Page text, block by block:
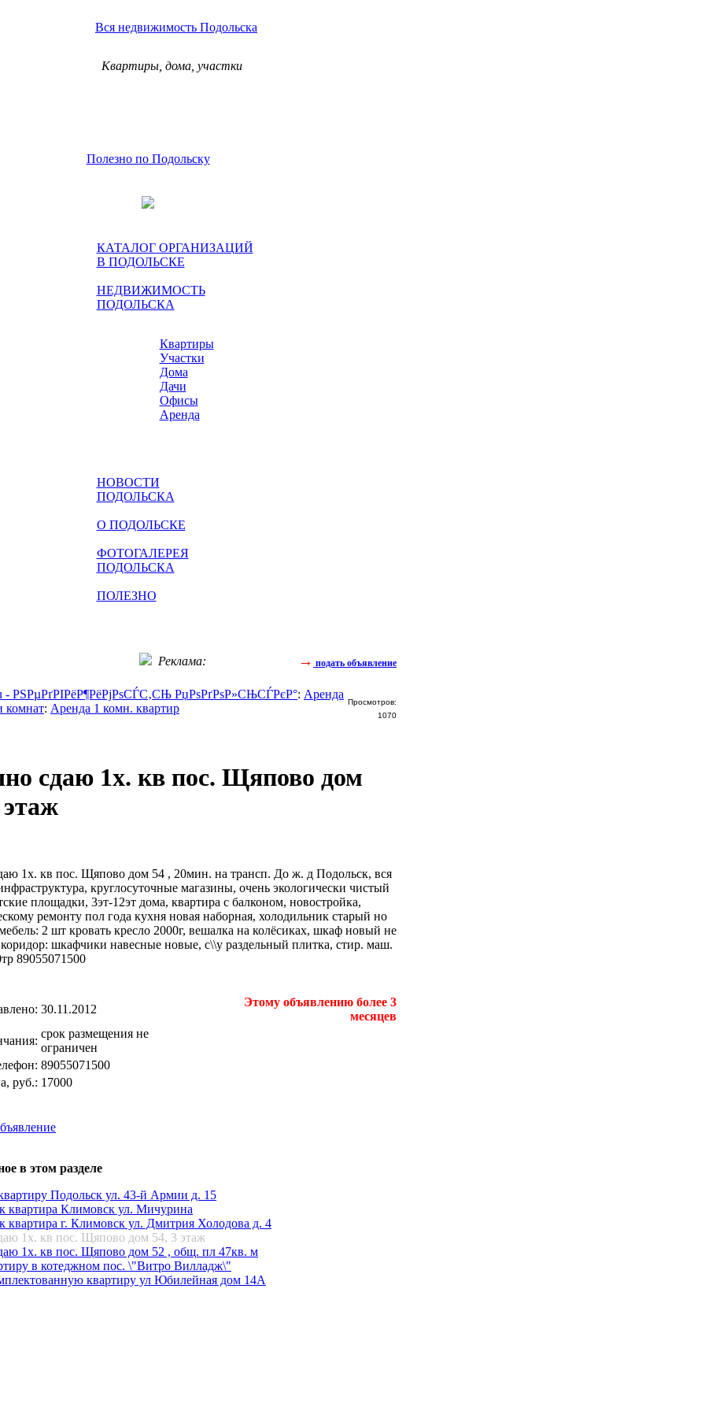
Вся недвижимость Подольска
Квартиры, дома, участки
Полезно по Подольску
КАТАЛОГ ОРГАНИЗАЦИЙ
В ПОДОЛЬСКЕ
НЕДВИЖИМОСТЬ
ПОДОЛЬСКА
Квартиры
Участки
Дома
Дачи
Офисы
Аренда
НОВОСТИ
ПОДОЛЬСКА
О ПОДОЛЬСКЕ
ФОТОГАЛЕРЕЯ
ПОДОЛЬСКА
ПОЛЕЗНО
Реклама: → подать объявление
- РЅРµРґРІРёР¶РёРјРѕСЃС‚СЊ РџРѕРґРѕР»СЊСЃРєР°: Аренда
комнат: Аренда 1 комн. квартир
Просмотров:
1070
сдаю 1х. кв пос. Щяпово дом
этаж
1х. кв пос. Щяпово дом 54 , 20мин. на трансп. До ж. д Подольск, вся
круглосуточные магазины, очень экологически чистый
площадки, 3эт-12эт дома, квартира с балконом, новостройка,
ремонту пол года кухня новая наборная, холодильник старый но
2 шт кровать кресло 2000г, вешалка на колёсиках, шкаф новый не
шкафчики навесные новые, с\\у раздельный плитка, стир. маш.
89055071500
30.11.2012
Этому объявлению более 3
месяцев
срок размещения не
ограничен
89055071500
руб.: 17000
в этом разделе
Подольск ул. 43-й Армии д. 15
квартира Климовск ул. Мичурина
квартира г. Климовск ул. Дмитрия Холодова д. 4
1х. кв пос. Щяпово дом 54, 3 этаж
1х. кв пос. Щяпово дом 52 , общ. пл 47кв. м
в котеджном пос. \"Витро Вилладж\"
квартиру ул Юбилейная дом 14А